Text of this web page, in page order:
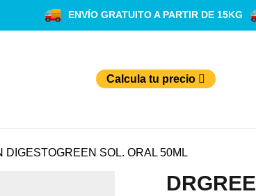
ENVÍO GRATUITO A PARTIR DE 15KG
Calcula tu precio
DIGESTOGREEN SOL. ORAL 50ML